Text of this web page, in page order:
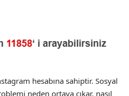
hesabına sahiptir. Sosyal
neden ortaya çıkar, nasıl